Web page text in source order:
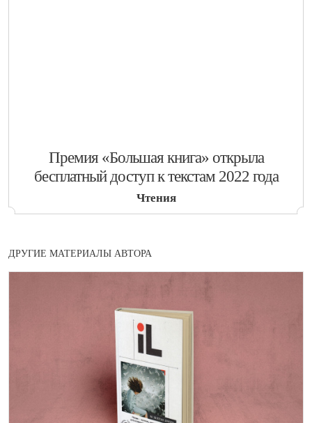
​Премия «Большая книга» открыла
бесплатный доступ к текстам 2022 года
Чтения
ДРУГИЕ МАТЕРИАЛЫ АВТОРА